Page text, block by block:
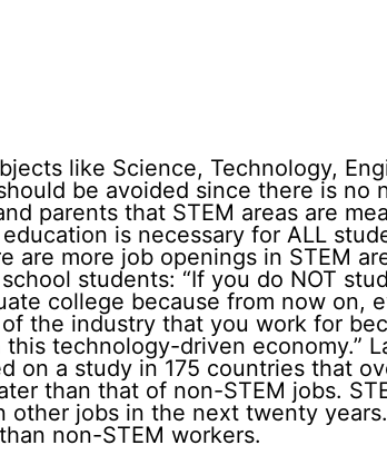
like Science, Technology,
be avoided since there is no
parents that STEM areas are
is necessary for ALL
more job openings in STEM
students: “If you do NOT
college because from now on,
the industry that you work for
technology-driven economy.”
on a study in 175 countries that
than that of non-STEM jobs.
jobs in the next twenty
non-STEM workers.